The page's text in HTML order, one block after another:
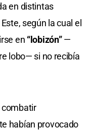
en distintas
según la cual el
en “lobizón”—
lobo— si no recibía
combatir
habían provocado